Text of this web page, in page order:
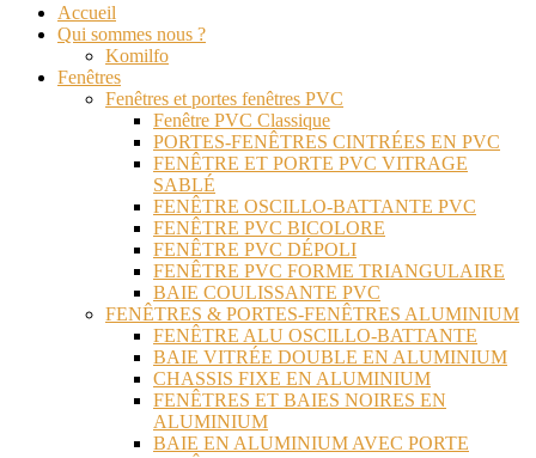
Accueil
Qui sommes nous ?
Komilfo
Fenêtres
Fenêtres et portes fenêtres PVC
Fenêtre PVC Classique
PORTES-FENÊTRES CINTRÉES EN PVC
FENÊTRE ET PORTE PVC VITRAGE
SABLÉ
FENÊTRE OSCILLO-BATTANTE PVC
FENÊTRE PVC BICOLORE
FENÊTRE PVC DÉPOLI
FENÊTRE PVC FORME TRIANGULAIRE
BAIE COULISSANTE PVC
FENÊTRES & PORTES-FENÊTRES ALUMINIUM
FENÊTRE ALU OSCILLO-BATTANTE
BAIE VITRÉE DOUBLE EN ALUMINIUM
CHASSIS FIXE EN ALUMINIUM
FENÊTRES ET BAIES NOIRES EN
ALUMINIUM
BAIE EN ALUMINIUM AVEC PORTE